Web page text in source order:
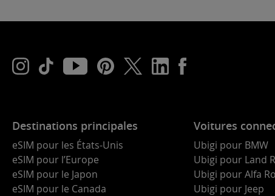
Destinations principales
eSIM pour les États-Unis
eSIM pour l’Europe
eSIM pour le Japon
eSIM pour le Canada
Voitures
Ubigi pour BMW
Ubigi pour Land
Ubigi pour Alfa
Ubigi pour Jeep